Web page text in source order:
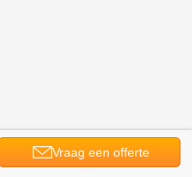
Vraag een offerte